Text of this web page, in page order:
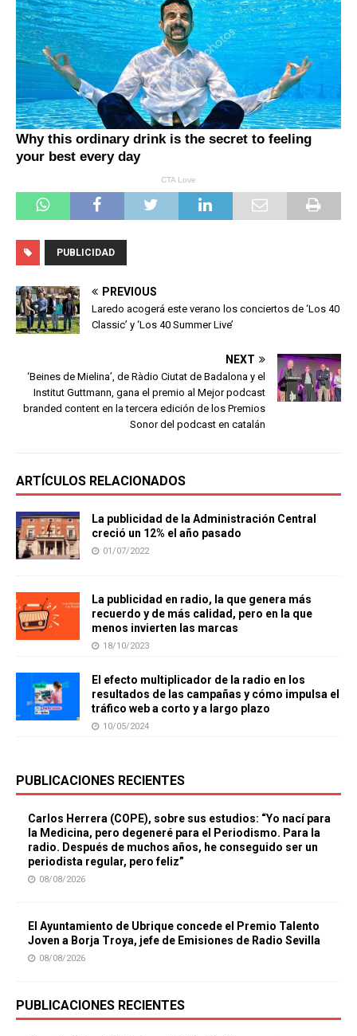
PUBLICIDAD
PREVIOUS
Laredo acogerá este verano los conciertos de ‘Los 40
Classic’ y ‘Los 40 Summer Live’
NEXT
‘Beines de Mielina’, de Ràdio Ciutat de Badalona y el
Institut Guttmann, gana el premio al Mejor podcast
branded content en la tercera edición de los Premios
Sonor del podcast en catalán
ARTÍCULOS RELACIONADOS
La publicidad de la Administración Central
creció un 12% el año pasado
01/07/2022
La publicidad en radio, la que genera más
recuerdo y de más calidad, pero en la que
menos invierten las marcas
18/10/2023
El efecto multiplicador de la radio en los
resultados de las campañas y cómo impulsa el
tráfico web a corto y a largo plazo
10/05/2024
PUBLICACIONES RECIENTES
Carlos Herrera (COPE), sobre sus estudios: “Yo nací para
la Medicina, pero degeneré para el Periodismo. Para la
radio. Después de muchos años, he conseguido ser un
periodista regular, pero feliz”
08/08/2026
El Ayuntamiento de Ubrique concede el Premio Talento
Joven a Borja Troya, jefe de Emisiones de Radio Sevilla
08/08/2026
PUBLICACIONES RECIENTES